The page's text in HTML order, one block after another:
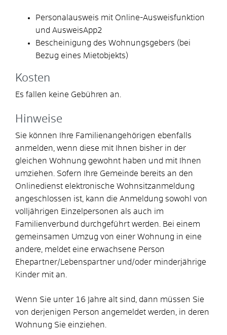
Personalausweis mit Online-Ausweisfunktion
und AusweisApp2
Bescheinigung des Wohnungsgebers (bei
Bezug eines Mietobjekts)
Kosten
Es fallen keine Gebühren an.
Hinweise
Sie können Ihre Familienangehörigen ebenfalls
anmelden, wenn diese mit Ihnen bisher in der
gleichen Wohnung gewohnt haben und mit Ihnen
umziehen. Sofern Ihre Gemeinde bereits an den
Onlinedienst elektronische Wohnsitzanmeldung
angeschlossen ist, kann die Anmeldung sowohl von
volljährigen Einzelpersonen als auch im
Familienverbund durchgeführt werden. Bei einem
gemeinsamen Umzug von einer Wohnung in eine
andere, meldet eine erwachsene Person
Ehepartner/Lebenspartner und/oder minderjährige
Kinder mit an.
Wenn Sie unter 16 Jahre alt sind, dann müssen Sie
von derjenigen Person angemeldet werden, in deren
Wohnung Sie einziehen.